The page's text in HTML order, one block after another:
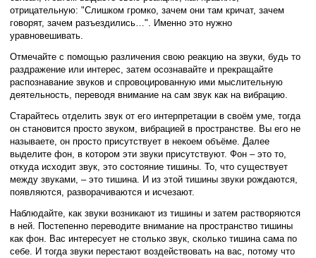
отрицательную: "Слишком громко, зачем они там кричат, зачем
говорят, зачем разъездились…". Именно это нужно
уравновешивать.
Отмечайте с помощью различения свою реакцию на звуки, будь то
раздражение или интерес, затем осознавайте и прекращайте
распознавание звуков и спровоцированную ими мыслительную
деятельность, переводя внимание на сам звук как на вибрацию.
Старайтесь отделить звук от его интерпретации в своём уме, тогда
он становится просто звуком, вибрацией в пространстве. Вы его не
называете, он просто присутствует в некоем объёме. Далее
выделите фон, в котором эти звуки присутствуют. Фон – это то,
откуда исходит звук, это состояние тишины. То, что существует
между звуками, – это тишина. И из этой тишины звуки рождаются,
появляются, разворачиваются и исчезают.
Наблюдайте, как звуки возникают из тишины и затем растворяются
в ней. Постепенно переводите внимание на пространство тишины
как фон. Вас интересует не столько звук, сколько тишина сама по
себе. И тогда звуки перестают воздействовать на вас, потому что